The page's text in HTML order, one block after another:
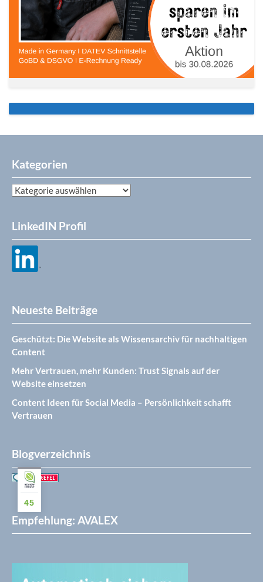
Kategorien
Kategorien
LinkedIN Profil
Neueste Beiträge
Geschützt: Die Website als Wissensarchiv für nachhaltigen
Content
Mehr Vertrauen, mehr Kunden: Trust Signals auf der
Website einsetzen
Content Ideen für Social Media – Persönlichkeit schafft
Vertrauen
Blogverzeichnis
Empfehlung: AVALEX
45